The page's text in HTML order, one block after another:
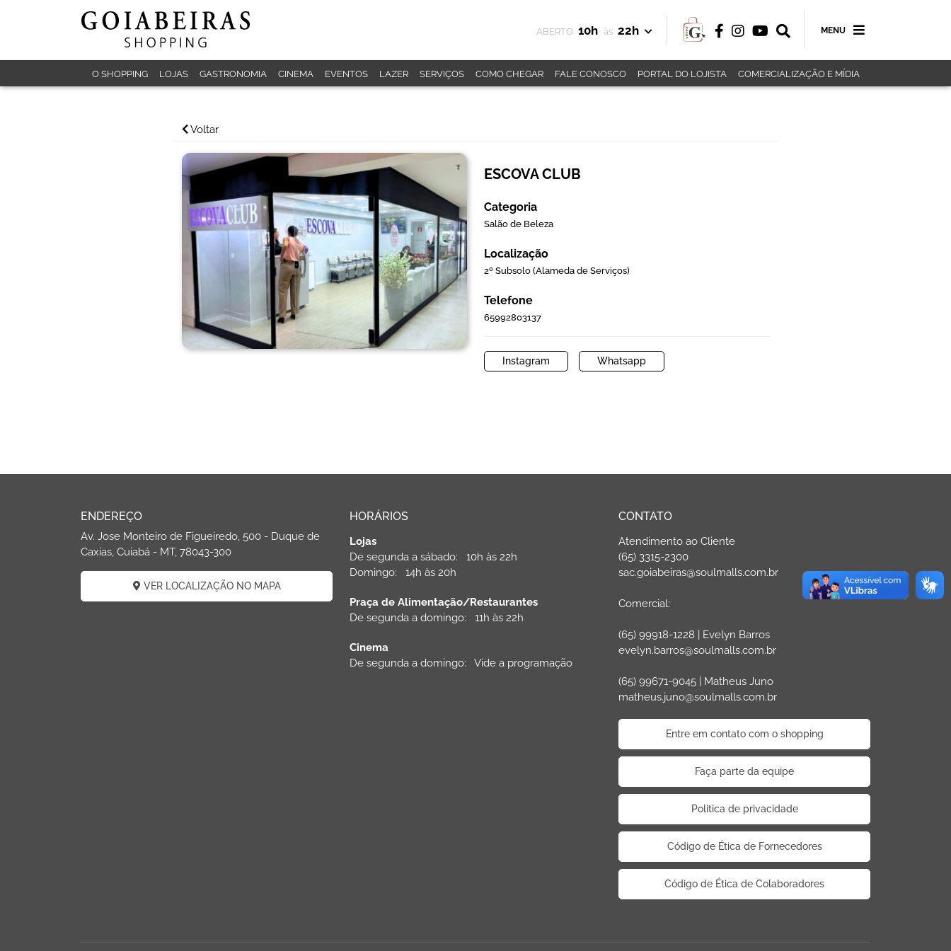
ABERTO 10h às 22h MENU
O SHOPPING LOJAS GASTRONOMIA CINEMA EVENTOS LAZER SERVIÇOS COMO CHEGAR FALE CONOSCO PORTAL DO LOJISTA COMERCIALIZAÇÃO E MÍDIA
Voltar
ESCOVA CLUB
Categoria
Salão de Beleza
Localização
2º Subsolo (Alameda de Serviços)
Telefone
65992803137
Instagram Whatsapp
ENDEREÇO
Av. Jose Monteiro de Figueiredo, 500 - Duque de
Caxias, Cuiabá - MT, 78043-300
VER LOCALIZAÇÃO NO MAPA
HORÁRIOS
Lojas
De segunda a sábado: 10h às 22h
Domingo: 14h às 20h
Praça de Alimentação/Restaurantes
De segunda a domingo: 11h às 22h
Cinema
De segunda a domingo: Vide a programação
CONTATO
Atendimento ao Cliente
(65) 3315-2300
sac.goiabeiras@soulmalls.com.br
Comercial:
(65) 99918-1228 | Evelyn Barros
evelyn.barros@soulmalls.com.br
(65) 99671-9045 | Matheus Juno
matheus.juno@soulmalls.com.br
Entre em contato com o shopping
Faça parte da equipe
Politica de privacidade
Código de Ética de Fornecedores
Código de Ética de Colaboradores